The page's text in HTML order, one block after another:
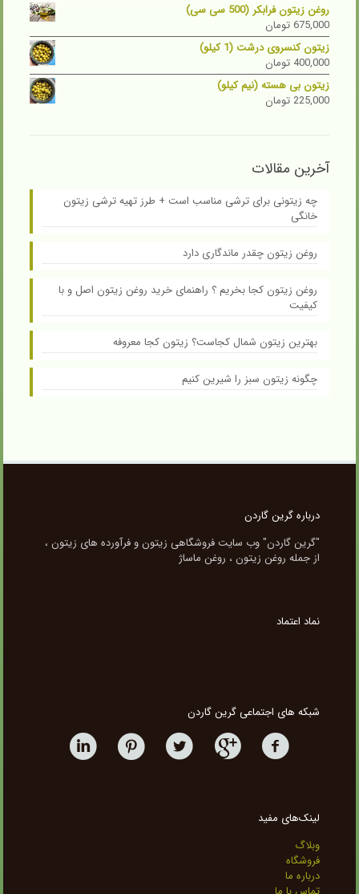
روغن زیتون فرابکر (500 سی سی)
675,000 تومان
زیتون کنسروی درشت (1 کیلو)
400,000 تومان
زیتون بی هسته (نیم کیلو)
225,000 تومان
آخرین مقالات
چه زیتونی برای ترشی مناسب است + طرز تهیه ترشی زیتون
خانگی
روغن زیتون چقدر ماندگاری دارد
روغن زیتون کجا بخریم ؟ راهنمای خرید روغن زیتون اصل و با
کیفیت
بهترین زیتون شمال کجاست؟ زیتون کجا معروفه
چگونه زیتون سبز را شیرین کنیم
درباره گرین گاردن
"گرین گاردن" وب سایت فروشگاهی زیتون و فرآورده های زیتون ،
از جمله روغن زیتون ، روغن ماساژ
نماد اعتماد
شبکه های اجتماعی گرین گاردن
لینک‌های مفید
وبلاگ
فروشگاه
درباره ما